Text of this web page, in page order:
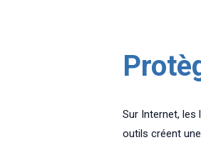
Sur Internet, les
outils créent